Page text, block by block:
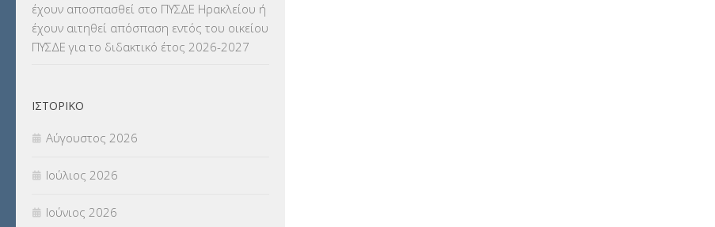
ΜΕΤΑΘΕΣΕΙΣ-ΤΟΠΟΘΕΤΗΣΕΙΣ
ΒΕΛΤΙΩΣΕΙΣ(319)
ΜΕΤΑΦΟΡΑ ΜΑΘΗΤΩΝ
ΝΟΜΟΘΕΣΙΑ(66)
ΟΙΚΟΝΟΜΙΚΑ ΘΕΜΑΤΑ
Π.Ε.Κ. ΗΡΑΚΛΕΙΟΥ
έχουν αποσπασθεί στο ΠΥΣΔΕ Ηρακλείου ή
έχουν αιτηθεί απόσπαση εντός του οικείου
ΠΥΣΔΕ για το διδακτικό έτος 2026-2027
ΙΣΤΟΡΙΚΌ
Αύγουστος 2026
Ιούλιος 2026
Ιούνιος 2026